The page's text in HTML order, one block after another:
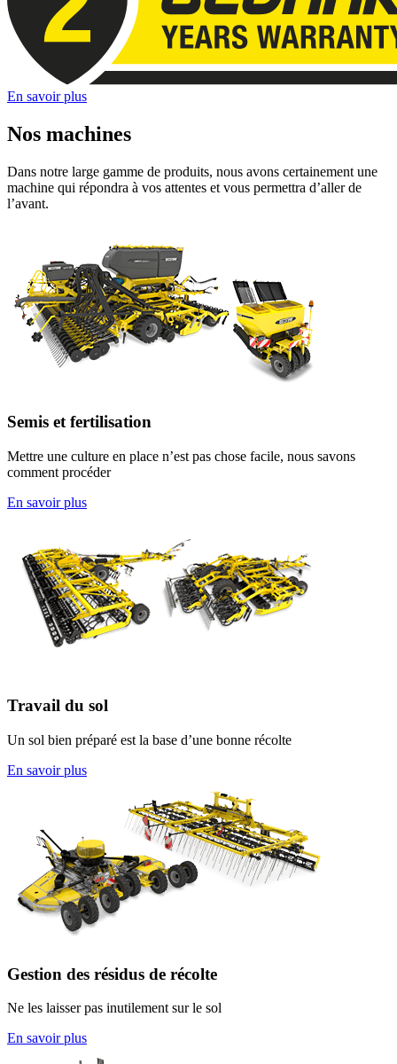
En savoir plus
Nos machines
Dans notre large gamme de produits, nous avons certainement une
machine qui répondra à vos attentes et vous permettra d’aller de
l’avant.
Semis et fertilisation
Mettre une culture en place n’est pas chose facile, nous savons
comment procéder
En savoir plus
Travail du sol
Un sol bien préparé est la base d’une bonne récolte
En savoir plus
Gestion des résidus de récolte
Ne les laisser pas inutilement sur le sol
En savoir plus